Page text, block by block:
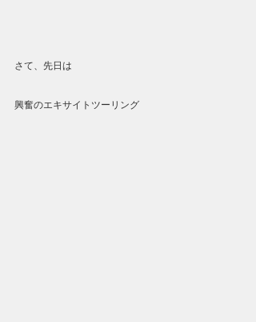
さて、先日は
興奮のエキサイトツーリング